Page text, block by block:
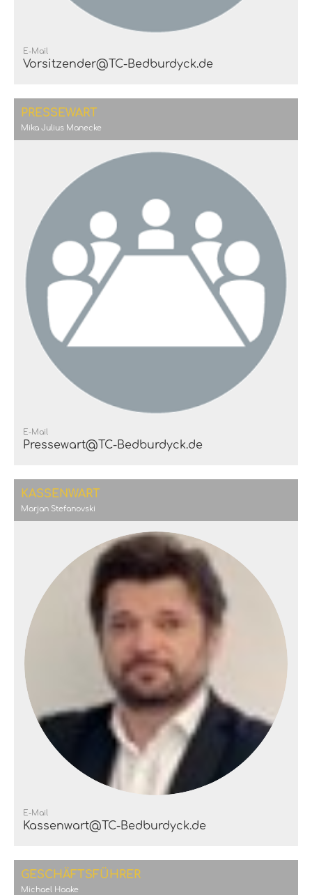
E-Mail
Vorsitzender@TC-Bedburdyck.de
PRESSEWART
Mika Julius Manecke
E-Mail
Pressewart@TC-Bedburdyck.de
KASSENWART
Marjan Stefanovski
E-Mail
Kassenwart@TC-Bedburdyck.de
GESCHÄFTSFÜHRER
Michael Haake